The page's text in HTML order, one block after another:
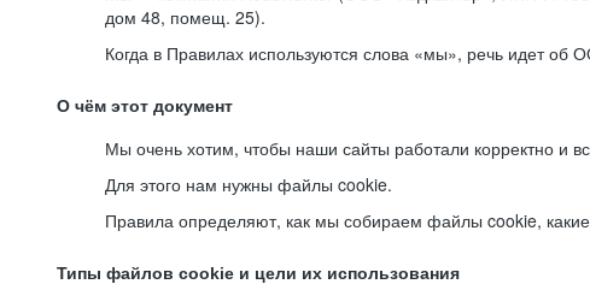
дом 48, помещ. 25).
Когда в Правилах используются слова «мы», речь идет об
О чём этот документ
Мы очень хотим, чтобы наши сайты работали корректно и
Для этого нам нужны файлы cookie.
Правила определяют, как мы собираем файлы cookie,
Типы файлов cookie и цели их использования